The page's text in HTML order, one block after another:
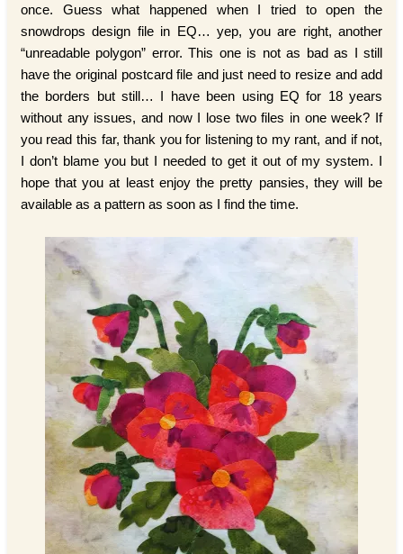
once. Guess what happened when I tried to open the
snowdrops design file in EQ… yep, you are right, another
“unreadable polygon” error. This one is not as bad as I still
have the original postcard file and just need to resize and add
the borders but still… I have been using EQ for 18 years
without any issues, and now I lose two files in one week? If
you read this far, thank you for listening to my rant, and if not,
I don’t blame you but I needed to get it out of my system. I
hope that you at least enjoy the pretty pansies, they will be
available as a pattern as soon as I find the time.